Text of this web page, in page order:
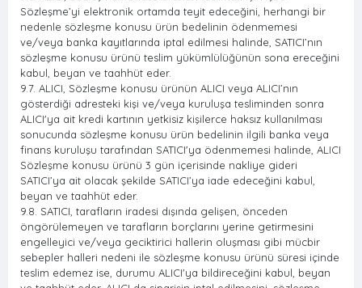
Sözleşme’yi elektronik ortamda teyit edeceğini, herhangi bir
nedenle sözleşme konusu ürün bedelinin ödenmemesi
ve/veya banka kayıtlarında iptal edilmesi halinde, SATICI’nın
sözleşme konusu ürünü teslim yükümlülüğünün sona ereceğini
kabul, beyan ve taahhüt eder.
9.7. ALICI, Sözleşme konusu ürünün ALICI veya ALICI’nın
gösterdiği adresteki kişi ve/veya kuruluşa tesliminden sonra
ALICI'ya ait kredi kartının yetkisiz kişilerce haksız kullanılması
sonucunda sözleşme konusu ürün bedelinin ilgili banka veya
finans kuruluşu tarafından SATICI'ya ödenmemesi halinde, ALICI
Sözleşme konusu ürünü 3 gün içerisinde nakliye gideri
SATICI’ya ait olacak şekilde SATICI’ya iade edeceğini kabul,
beyan ve taahhüt eder.
9.8. SATICI, tarafların iradesi dışında gelişen, önceden
öngörülemeyen ve tarafların borçlarını yerine getirmesini
engelleyici ve/veya geciktirici hallerin oluşması gibi mücbir
sebepler halleri nedeni ile sözleşme konusu ürünü süresi içinde
teslim edemez ise, durumu ALICI'ya bildireceğini kabul, beyan